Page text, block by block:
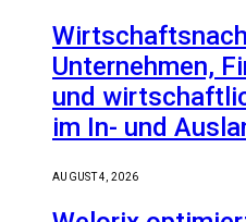
Unternehmen,
und
im In- und
AUGUST 4, 2026